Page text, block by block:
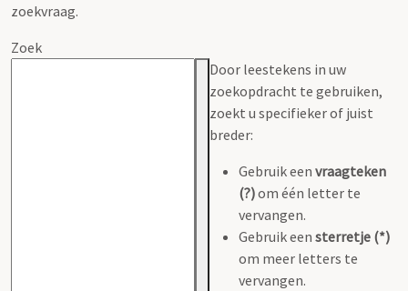
zoekvraag.
Zoek
Door leestekens in uw
zoekopdracht te gebruiken,
zoekt u specifieker of juist
breder:
Gebruik een vraagteken
(?)om één letter te
vervangen.
Gebruik een sterretje (*)
om meer letters te
vervangen.